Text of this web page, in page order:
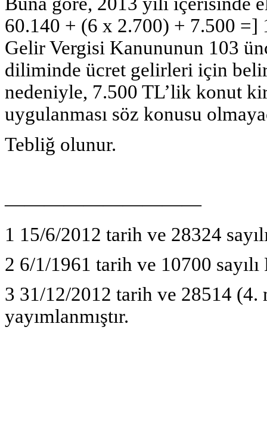
60.140 + (6 x 2.700) + 7.500 =]
Gelir Vergisi Kanununun 103
diliminde ücret gelirleri için
nedeniyle, 7.500 TL’lik konut
uygulanması söz konusu
Tebliğ olunur.
——————————
1 15/6/2012 tarih ve 28324
2 6/1/1961 tarih ve 10700 sayılı
3 31/12/2012 tarih ve 28514 (4.
yayımlanmıştır.